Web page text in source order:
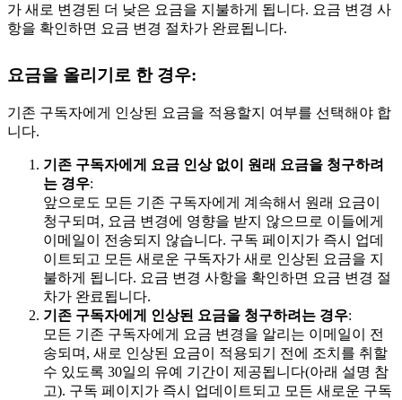
가 새로 변경된 더 낮은 요금을 지불하게 됩니다. 요금 변경 사
항을 확인하면 요금 변경 절차가 완료됩니다.
요금을 올리기로 한 경우:
기존 구독자에게 인상된 요금을 적용할지 여부를 선택해야 합
니다.
기존 구독자에게 요금 인상 없이 원래 요금을 청구하려
는 경우:
앞으로도 모든 기존 구독자에게 계속해서 원래 요금이
청구되며, 요금 변경에 영향을 받지 않으므로 이들에게
이메일이 전송되지 않습니다. 구독 페이지가 즉시 업데
이트되고 모든 새로운 구독자가 새로 인상된 요금을 지
불하게 됩니다. 요금 변경 사항을 확인하면 요금 변경 절
차가 완료됩니다.
기존 구독자에게 인상된 요금을 청구하려는 경우:
모든 기존 구독자에게 요금 변경을 알리는 이메일이 전
송되며, 새로 인상된 요금이 적용되기 전에 조치를 취할
수 있도록 30일의 유예 기간이 제공됩니다(아래 설명 참
고). 구독 페이지가 즉시 업데이트되고 모든 새로운 구독